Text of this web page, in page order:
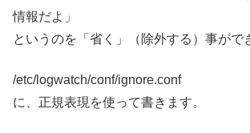
情報だよ」
というのを「省く」（除外する）事がで
/etc/logwatch/conf/ignore.conf
に、正規表現を使って書きます。